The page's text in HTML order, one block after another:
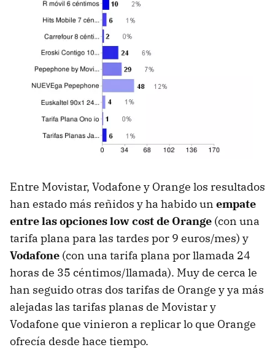
Entre Movistar, Vodafone y Orange los resultados
han estado más reñidos y ha habido un empate
entre las opciones low cost de Orange (con una
tarifa plana para las tardes por 9 euros/mes) y
Vodafone (con una tarifa plana por llamada 24
horas de 35 céntimos/llamada). Muy de cerca le
han seguido otras dos tarifas de Orange y ya más
alejadas las tarifas planas de Movistar y
Vodafone que vinieron a replicar lo que Orange
ofrecía desde hace tiempo.